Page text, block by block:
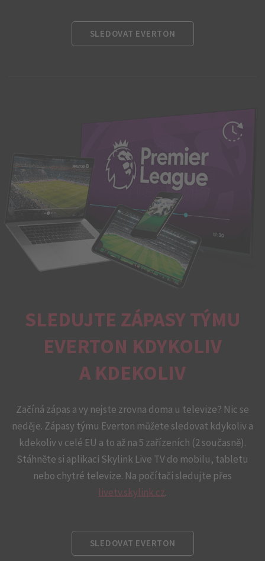
SLEDOVAT EVERTON
SLEDUJTE ZÁPASY TÝMU
EVERTON KDYKOLIV
A KDEKOLIV
Začíná zápas a vy nejste zrovna doma u televize? Nic se
neděje. Zápasy týmu Everton můžete sledovat kdykoliv a
kdekoliv v celé EU a to až na 5 zařízeních (2 současně).
Stáhněte si aplikaci Skylink Live TV do mobilu, tabletu
nebo chytré televize. Na počítači sledujte přes
livetv.skylink.cz.
SLEDOVAT EVERTON